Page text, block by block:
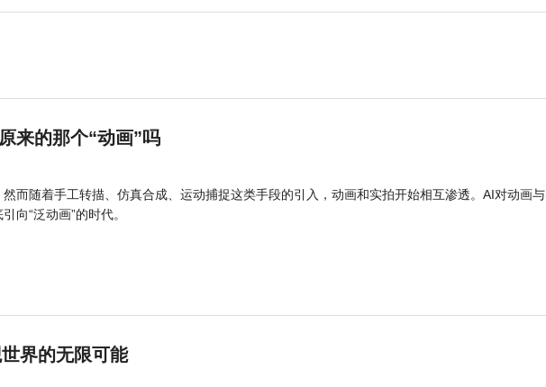
来的那个“动画”吗
而随着手工转描、仿真合成、运动捕捉这类手段的引入，动画和实拍开始相互渗透。AI对动画
向“泛动画”的时代。
界的无限可能